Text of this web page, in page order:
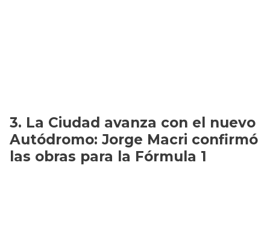
La Ciudad avanza con el nuevo
Autódromo: Jorge Macri confirmó
las obras para la Fórmula 1